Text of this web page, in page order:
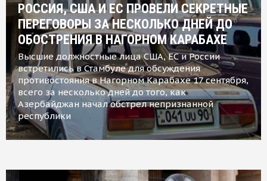
РОССИЯ, США И ЕС ПРОВЕЛИ СЕКРЕТНЫЕ
ПЕРЕГОВОРЫ ЗА НЕСКОЛЬКО ДНЕЙ ДО
ОБОСТРЕНИЯ В НАГОРНОМ КАРАБАХЕ
Высшие должностные лица США, ЕС и России
встретились в Стамбуле для обсуждения
противостояния в Нагорном Карабахе 17 сентября,
всего за несколько дней до того, как
Азербайджан начал обстрел непризнанной
республики